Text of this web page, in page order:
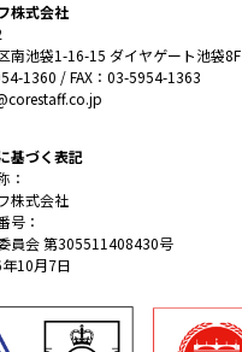
株式会社
南池袋1-16-15 ダイヤゲート池袋8F
1360 / FAX：03-5954-1363
基づく表記
：
株式会社
号：
員会 第305511408430号
10月7日